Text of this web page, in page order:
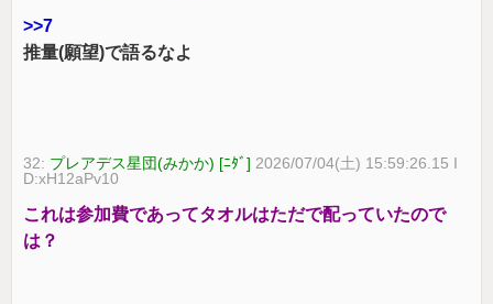
>>7
推量(願望)で語るなよ
32: プレアデス星団(みかか) [ﾆﾀﾞ] 2026/07/04(土) 15:59:26.15 I
D:xH12aPv10
これは参加費であってタオルはただで配っていたので
は？